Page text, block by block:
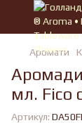
Аромати
мл. Fico
Артикул: